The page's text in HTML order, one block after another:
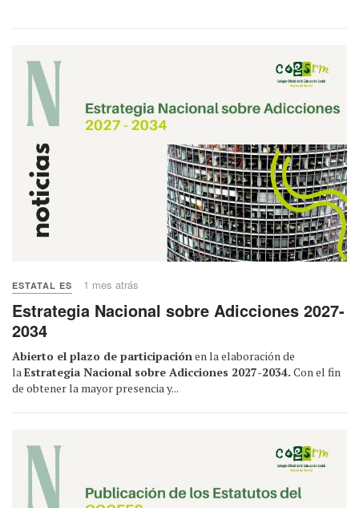
ESTATAL ES 1 mes atrás
Estrategia Nacional sobre Adicciones 2027-
2034
Abierto el plazo de participaciónen la elaboración de
laEstrategia Nacional sobre Adicciones 2027-2034. Con el fin
de obtener la mayor presencia y...